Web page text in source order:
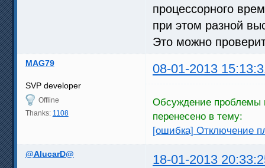
процессорного
при этом разной
Это можно
MAG79 08-01-2013
SVP developer
Offline
Thanks: 1108
Обсуждение проблемы
перенесено в тему:
[ошибка] Отключение
@AlucarD@ 18-01-2013